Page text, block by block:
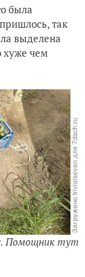
была
так
выделена
хуже чем
Помощник тут